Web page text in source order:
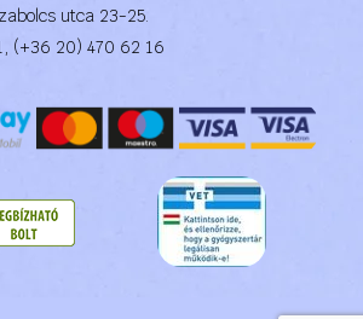
utca 23-25.
, (+36 20) 470 62 16